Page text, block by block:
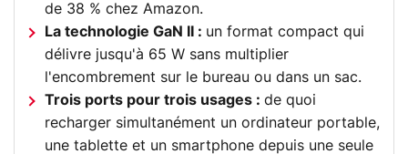
de 38 % chez Amazon.
La technologie GaN II : un format compact qui
délivre jusqu'à 65 W sans multiplier
l'encombrement sur le bureau ou dans un sac.
Trois ports pour trois usages :de quoi
recharger simultanément un ordinateur portable,
une tablette et un smartphone depuis une seule